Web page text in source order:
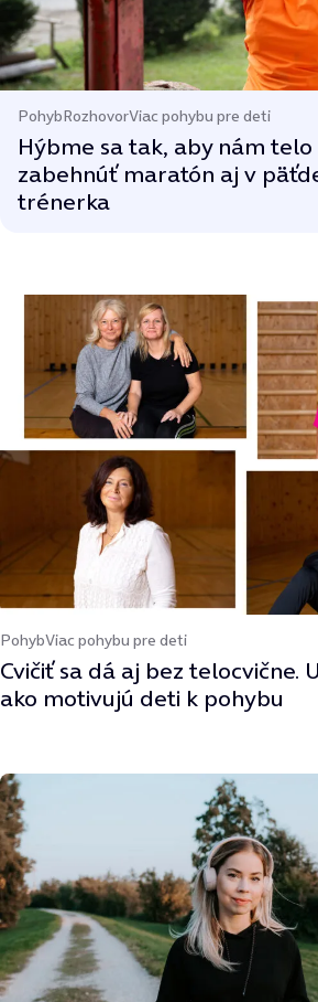
PohybRozhovorViac pohybu pre deti
Hýbme sa tak, aby nám
zabehnúť maratón aj v
trénerka
PohybViac pohybu pre deti
Cvičiť sa dá aj bez telocvične.
ako motivujú deti k pohybu